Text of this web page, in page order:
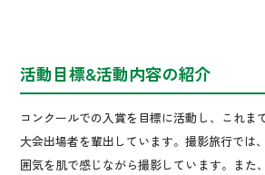
活動目標&活動内容の紹介
コンクールでの入賞を目標に活動し、これま
大会出場者を輩出しています。撮影旅行では
囲気を肌で感じながら撮影しています。また